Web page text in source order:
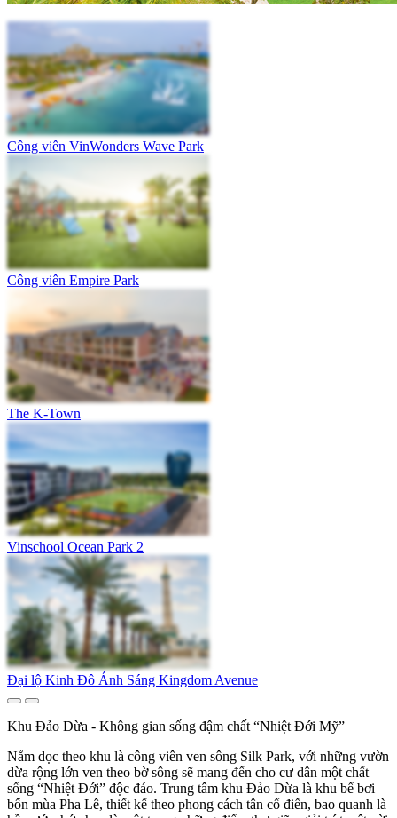
Công viên VinWonders Wave Park
Công viên Empire Park
The K-Town
Vinschool Ocean Park 2
Đại lộ Kinh Đô Ánh Sáng Kingdom Avenue
Khu Đảo Dừa - Không gian sống đậm chất “Nhiệt Đới Mỹ”
Nằm dọc theo khu là công viên ven sông Silk Park, với những vườn
dừa rộng lớn ven theo bờ sông sẽ mang đến cho cư dân một chất
sống “Nhiệt Đới” độc đáo. Trung tâm khu Đảo Dừa là khu bể bơi
bốn mùa Pha Lê, thiết kế theo phong cách tân cổ điển, bao quanh là